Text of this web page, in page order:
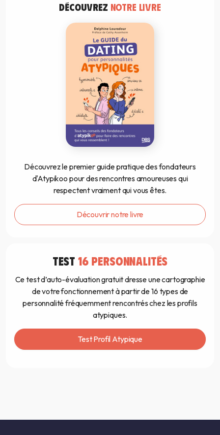
DÉCOUVREZ NOTRE LIVRE
Découvrez le premier guide pratique des fondateurs
d'Atypikoo pour des rencontres amoureuses qui
respectent vraiment qui vous êtes.
Découvrir notre livre
TEST 16 PERSONNALITÉS
Ce test d’auto-évaluation gratuit dresse une cartographie
de votre fonctionnement à partir de 16 types de
personnalité fréquemment rencontrés chez les profils
atypiques.
Test Profil Atypique